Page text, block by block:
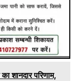
शानदार परिणाम,